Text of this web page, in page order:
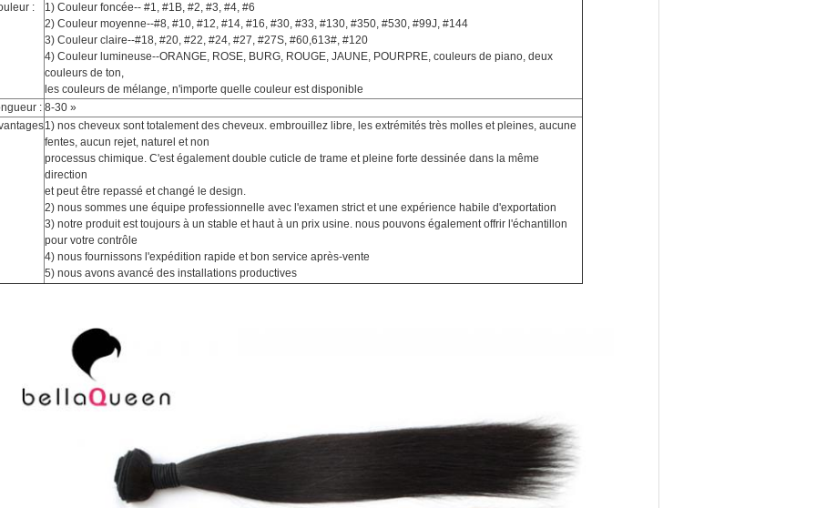
:
1) Couleur foncée-- #1, #1B, #2, #3, #4, #6
2) Couleur moyenne--#8, #10, #12, #14, #16, #30, #33, #130, #350, #530, #99J, #144
3) Couleur claire--#18, #20, #22, #24, #27, #27S, #60,613#, #120
4) Couleur lumineuse--ORANGE, ROSE, BURG, ROUGE, JAUNE, POURPRE, couleurs de piano, deux
couleurs de ton,
les couleurs de mélange, n'importe quelle couleur est disponible
: 8-30 »
1) nos cheveux sont totalement des cheveux. embrouillez libre, les extrémités très molles et pleines, aucune
fentes, aucun rejet, naturel et non
processus chimique. C'est également double cuticle de trame et pleine forte dessinée dans la même
direction
et peut être repassé et changé le design.
2) nous sommes une équipe professionnelle avec l'examen strict et une expérience habile d'exportation
3) notre produit est toujours à un stable et haut à un prix usine. nous pouvons également offrir l'échantillon
pour votre contrôle
4) nous fournissons l'expédition rapide et bon service après-vente
5) nous avons avancé des installations productives